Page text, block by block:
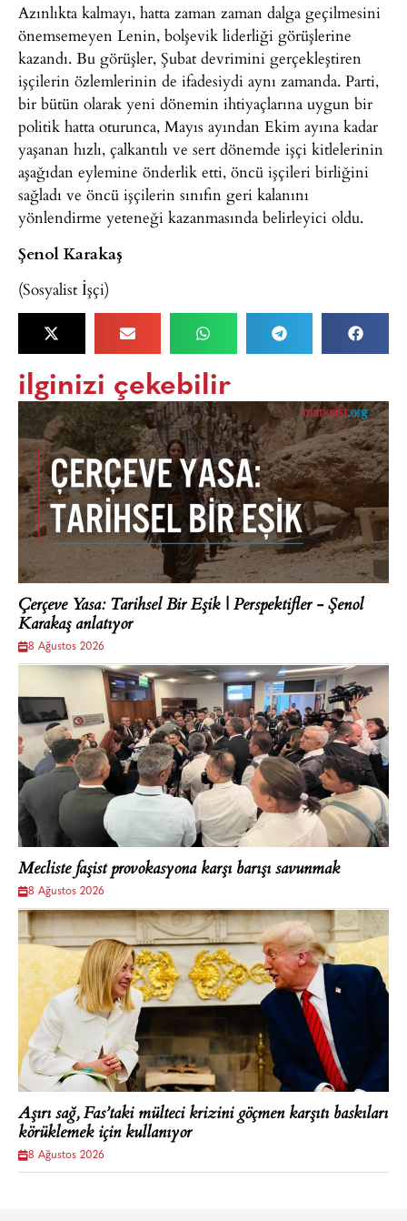
Azınlıkta kalmayı, hatta zaman zaman dalga geçilmesini
önemsemeyen Lenin, bolşevik liderliği görüşlerine
kazandı. Bu görüşler, Şubat devrimini gerçekleştiren
işçilerin özlemlerinin de ifadesiydi aynı zamanda. Parti,
bir bütün olarak yeni dönemin ihtiyaçlarına uygun bir
politik hatta oturunca, Mayıs ayından Ekim ayına kadar
yaşanan hızlı, çalkantılı ve sert dönemde işçi kitlelerinin
aşağıdan eylemine önderlik etti, öncü işçileri birliğini
sağladı ve öncü işçilerin sınıfın geri kalanını
yönlendirme yeteneği kazanmasında belirleyici oldu.
Şenol Karakaş
(Sosyalist İşçi)
ilginizi çekebilir
Çerçeve Yasa: Tarihsel Bir Eşik | Perspektifler - Şenol
Karakaş anlatıyor
8 Ağustos 2026
Mecliste faşist provokasyona karşı barışı savunmak
8 Ağustos 2026
Aşırı sağ, Fas’taki mülteci krizini göçmen karşıtı baskıları
körüklemek için kullanıyor
8 Ağustos 2026